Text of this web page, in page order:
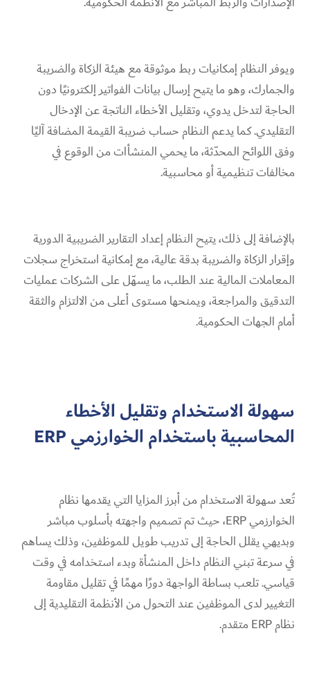
ويوفر النظام إمكانيات ربط موثوقة مع هيئة الزكاة والضريبة
والجمارك، وهو ما يتيح إرسال بيانات الفواتير إلكترونيًا دون
الحاجة لتدخل يدوي، وتقليل الأخطاء الناتجة عن الإدخال
التقليدي. كما يدعم النظام حساب ضريبة القيمة المضافة آليًا
وفق اللوائح المحدّثة، ما يحمي المنشأات من الوقوع في
مخالفات تنظيمية أو محاسبية.
بالإضافة إلى ذلك، يتيح النظام إعداد التقارير الضريبية الدورية
وإقرار الزكاة والضريبة بدقة عالية، مع إمكانية استخراج سجلات
المعاملات المالية عند الطلب، ما يسهّل على الشركات عمليات
التدقيق والمراجعة، ويمنحها مستوى أعلى من الالتزام والثقة
أمام الجهات الحكومية.
سهولة الاستخدام وتقليل الأخطاء
المحاسبية باستخدام الخوارزمي ERP
تُعد سهولة الاستخدام من أبرز المزايا التي يقدمها نظام
الخوارزمي ERP، حيث تم تصميم واجهته بأسلوب مباشر
وبديهي يقلل الحاجة إلى تدريب طويل للموظفين، وذلك يساهم
في سرعة تبني النظام داخل المنشأة وبدء استخدامه في وقت
قياسي. تلعب بساطة الواجهة دورًا مهمًا في تقليل مقاومة
التغيير لدى الموظفين عند التحول من الأنظمة التقليدية إلى
نظام ERP متقدم.